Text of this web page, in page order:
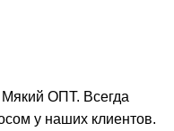
ОПТ. Всегда
у наших клиентов.